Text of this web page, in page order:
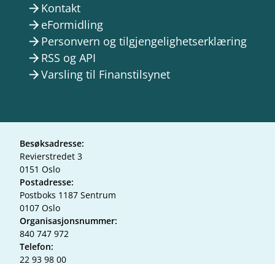
arrow_forward Kontakt
arrow_forward eFormidling
arrow_forward Personvern og tilgjengelighetserklæring
arrow_forward RSS og API
arrow_forwardVarsling til Finanstilsynet
Besøksadresse:
Revierstredet 3
0151 Oslo
Postadresse:
Postboks 1187 Sentrum
0107 Oslo
Organisasjonsnummer:
840 747 972
Telefon:
22 93 98 00